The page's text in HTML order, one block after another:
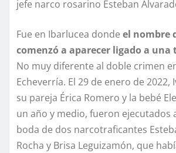
jefe narco rosarino Esteban
Fue en Ibarlucea donde el nombre
comenzó a aparecer ligado a
No muy diferente al doble crimen
Echeverría. El 29 de enero de 2022,
su pareja Érica Romero y la bebé
un año y medio, fueron ejecutados
boda de dos narcotraficantes
Rocha y Brisa Leguizamón, que